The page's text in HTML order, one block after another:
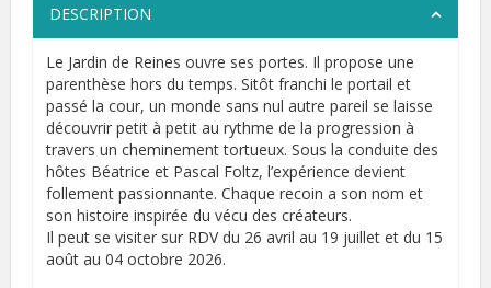
DESCRIPTION
Le Jardin de Reines ouvre ses portes. Il propose une
parenthèse hors du temps. Sitôt franchi le portail et
passé la cour, un monde sans nul autre pareil se laisse
découvrir petit à petit au rythme de la progression à
travers un cheminement tortueux. Sous la conduite des
hôtes Béatrice et Pascal Foltz, l’expérience devient
follement passionnante. Chaque recoin a son nom et
son histoire inspirée du vécu des créateurs.
Il peut se visiter sur RDV du 26 avril au 19 juillet et du 15
août au 04 octobre 2026.